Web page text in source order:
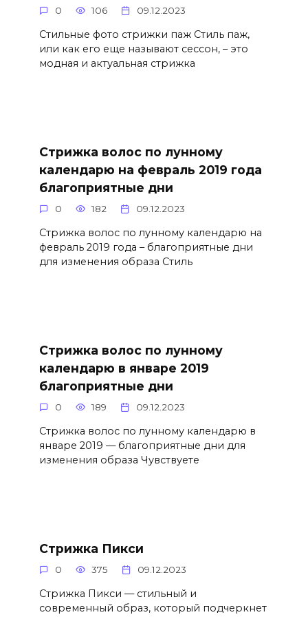
0 106 09.12.2023
Стильные фото стрижки паж Стиль паж,
или как его еще называют сессон, – это
модная и актуальная стрижка
Стрижка волос по лунному
календарю на февраль 2019 года
благоприятные дни
0 182 09.12.2023
Стрижка волос по лунному календарю на
февраль 2019 года – благоприятные дни
для изменения образа Стиль
Стрижка волос по лунному
календарю в январе 2019
благоприятные дни
0 189 09.12.2023
Стрижка волос по лунному календарю в
январе 2019 — благоприятные дни для
изменения образа Чувствуете
Стрижка Пикси
0 375 09.12.2023
Стрижка Пикси — стильный и
современный образ, который подчеркнет